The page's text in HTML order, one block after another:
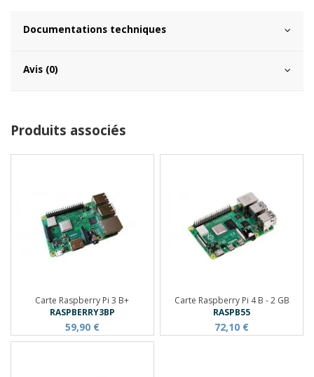
Documentations techniques
Avis (0)
Produits associés
Carte Raspberry Pi 3 B+
RASPBERRY3BP
59,90 €
Carte Raspberry Pi 4 B - 2 GB
RASPB55
72,10 €